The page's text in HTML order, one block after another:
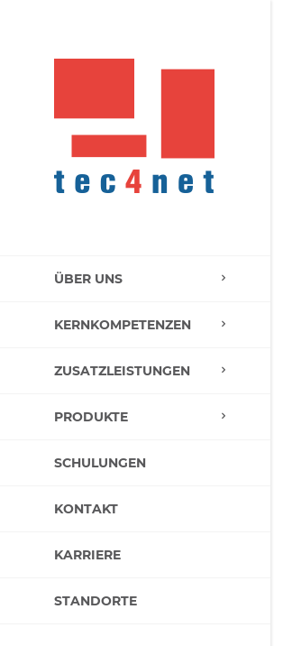
ÜBER UNS
KERNKOMPETENZEN
ZUSATZLEISTUNGEN
PRODUKTE
SCHULUNGEN
KONTAKT
KARRIERE
STANDORTE